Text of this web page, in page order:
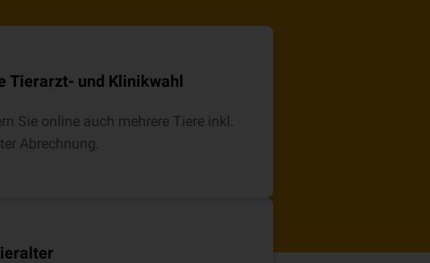
Tierarzt- und Klinikwahl
Sie online auch mehrere Tiere inkl.
Abrechnung.